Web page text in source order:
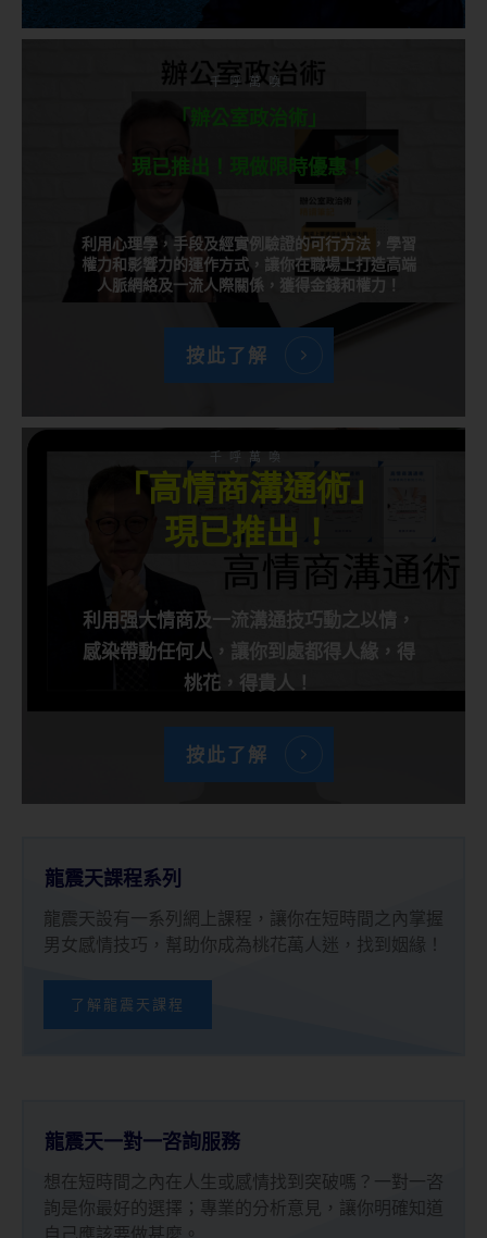
千呼萬喚
「辦公室政治術」
現已推出！現做限時優惠！
利用心理學，手段及經實例驗證的可行方法，學習
權力和影響力的運作方式，讓你在職場上打造高端
人脈網絡及一流人際關係，獲得金錢和權力！
按此了解
千呼萬喚
「高情商溝通術」
現已推出！
利用强大情商及一流溝通技巧動之以情，
感染帶動任何人，讓你到處都得人緣，得
桃花，得貴人！
按此了解
龍震天課程系列
龍震天設有一系列網上課程，讓你在短時間之內掌握
男女感情技巧，幫助你成為桃花萬人迷，找到姻緣！
了解龍震天課程
龍震天一對一咨詢服務
想在短時間之內在人生或感情找到突破嗎？一對一咨
詢是你最好的選擇；專業的分析意見，讓你明確知道
自己應該要做甚麼。